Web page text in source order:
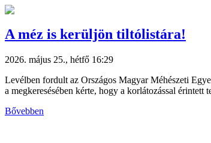
A méz is kerüljön tiltólistára!
2026. május 25., hétfő 16:29
Levélben fordult az Országos Magyar Méhészeti
a megkeresésében kérte, hogy a korlátozással
Bővebben